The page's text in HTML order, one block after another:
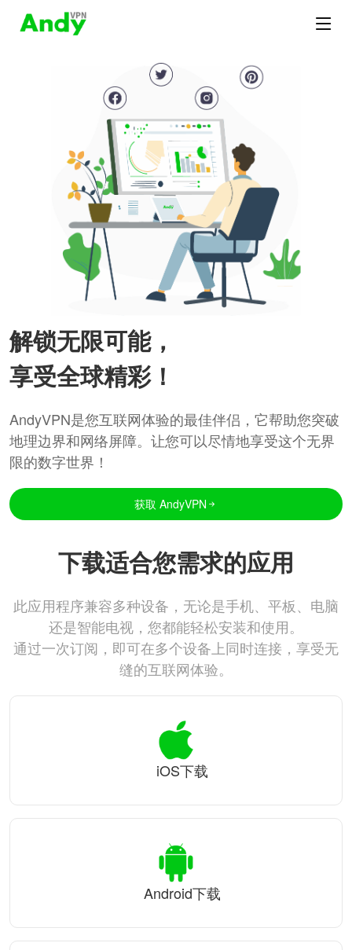
解锁无限可能，
享受全球精彩！
AndyVPN是您互联网体验的最佳伴侣，它帮助您突破
地理边界和网络屏障。让您可以尽情地享受这个无界
限的数字世界！
获取 AndyVPN
下载适合您需求的应用
此应用程序兼容多种设备，无论是手机、平板、电脑
还是智能电视，您都能轻松安装和使用。
通过一次订阅，即可在多个设备上同时连接，享受无
缝的互联网体验。
iOS下载
Android下载